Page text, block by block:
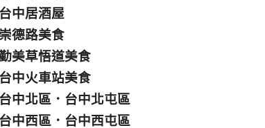
台中居酒屋
崇德路美食
美草悟道美食
台中火車站美食
台中北區 ． 台中北屯區
台中西區 ． 台中西屯區